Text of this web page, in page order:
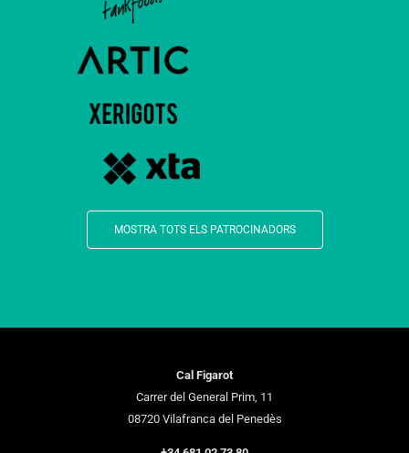
MOSTRA TOTS ELS PATROCINADORS
Cal Figarot
Carrer del General Prim, 11
08720 Vilafranca del Penedès